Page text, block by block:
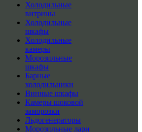
Холодильные
витрины
Холодильные
шкафы
Холодильные
камеры
Морозильные
шкафы
Барные
холодильники
Винные шкафы
Камеры шоковой
заморозки
Льдогенераторы
Морозильные лари